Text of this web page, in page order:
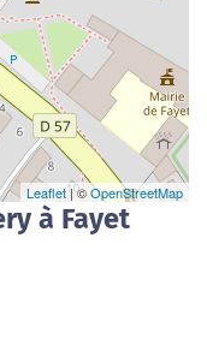
Leaflet| ©OpenStreetMap
à Fayet